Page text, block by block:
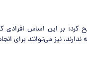
کرد: بر این اساس افرادی
نیز می‌توانند برای